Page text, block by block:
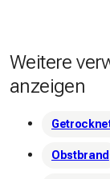
Weitere
anzeigen
Obstbrand